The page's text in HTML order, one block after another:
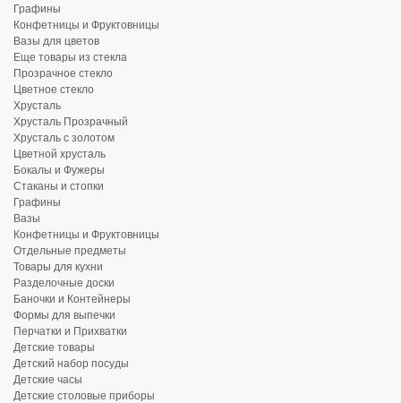
Графины
Конфетницы и Фруктовницы
Вазы для цветов
Еще товары из стекла
Прозрачное стекло
Цветное стекло
Хрусталь
Хрусталь Прозрачный
Хрусталь с золотом
Цветной хрусталь
Бокалы и Фужеры
Стаканы и стопки
Графины
Вазы
Конфетницы и Фруктовницы
Отдельные предметы
Товары для кухни
Разделочные доски
Баночки и Контейнеры
Формы для выпечки
Перчатки и Прихватки
Детские товары
Детский набор посуды
Детские часы
Детские столовые приборы